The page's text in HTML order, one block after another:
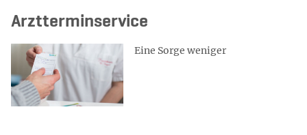
Arztterminservice
Eine Sorge weniger